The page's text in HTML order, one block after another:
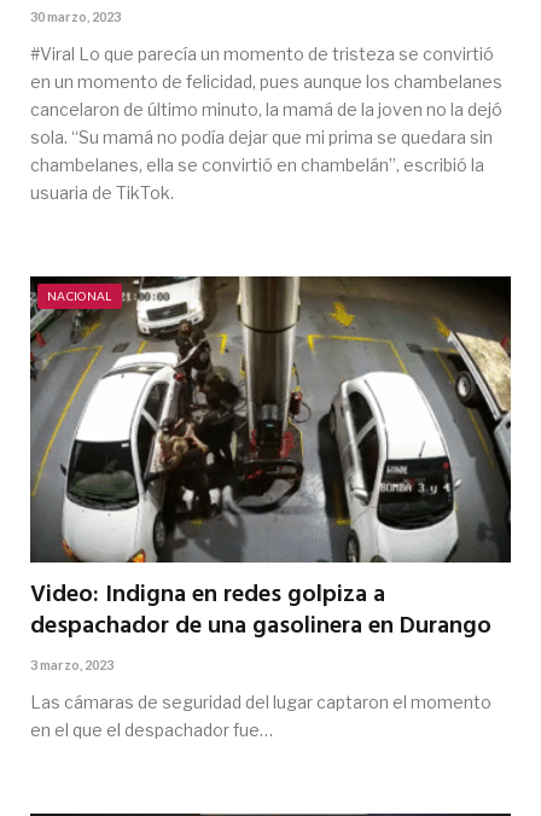
30 marzo, 2023
#Viral Lo que parecía un momento de tristeza se convirtió
en un momento de felicidad, pues aunque los chambelanes
cancelaron de último minuto, la mamá de la joven no la dejó
sola. “Su mamá no podía dejar que mi prima se quedara sin
chambelanes, ella se convirtió en chambelán”, escribió la
usuaria de TikTok.
NACIONAL
Video: Indigna en redes golpiza a
despachador de una gasolinera en Durango
3 marzo, 2023
Las cámaras de seguridad del lugar captaron el momento
en el que el despachador fue…